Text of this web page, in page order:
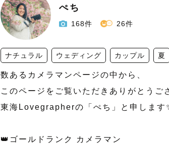
ぺち
168件 26件
ナチュラル ウェディング カップル 夏
数あるカメラマンページの中から、
このページをご覧いただきありがとうご
東海Lovegrapherの「ぺち」と申します
👑ゴールドランク カメラマン